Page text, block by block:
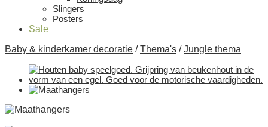
Slingers
Posters
Sale
Baby & kinderkamer decoratie / Thema's / Jungle thema